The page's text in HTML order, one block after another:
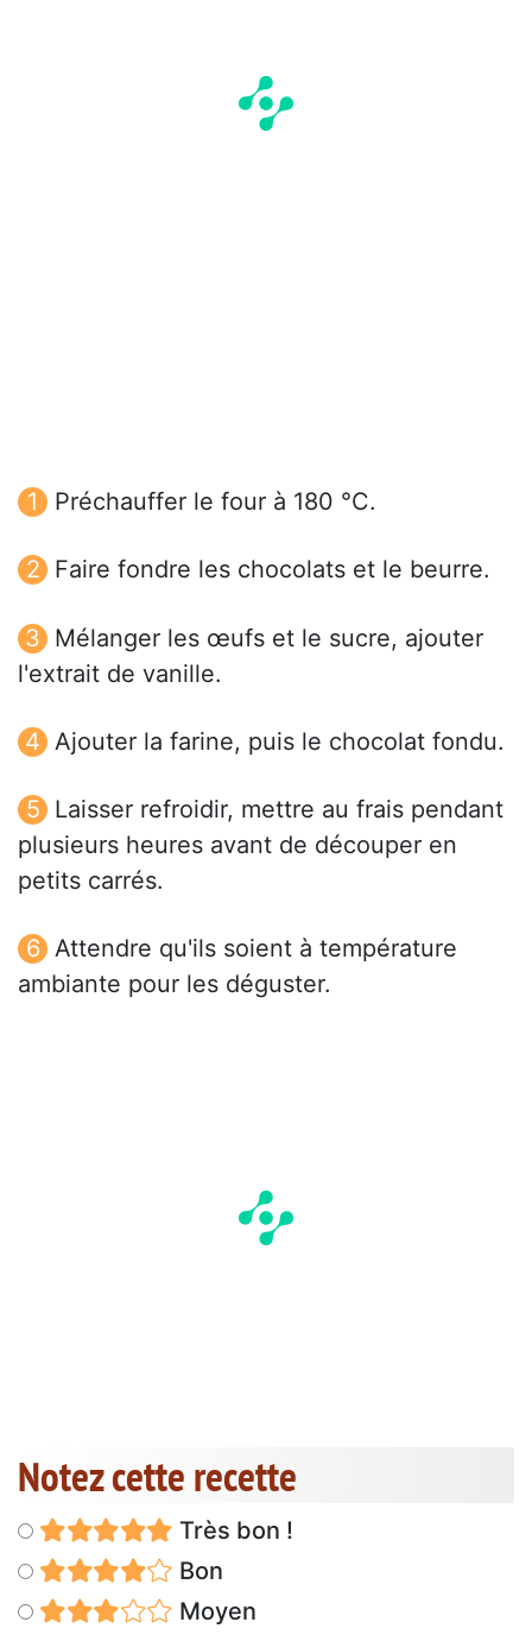
Préchauffer le four à 180 °C.
Faire fondre les chocolats et le beurre.
Mélanger les œufs et le sucre, ajouter
l'extrait de vanille.
Ajouter la farine, puis le chocolat fondu.
Laisser refroidir, mettre au frais pendant
plusieurs heures avant de découper en
petits carrés.
Attendre qu'ils soient à température
ambiante pour les déguster.
Notez cette recette
Très bon !
Bon
Moyen